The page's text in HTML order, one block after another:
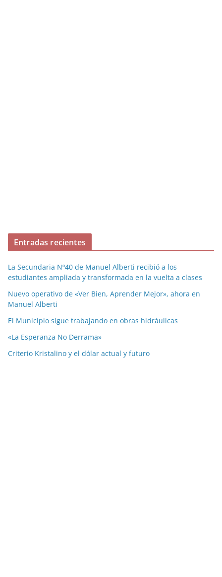
Entradas recientes
La Secundaria Nº40 de Manuel Alberti recibió a los
estudiantes ampliada y transformada en la vuelta a clases
Nuevo operativo de «Ver Bien, Aprender Mejor», ahora en
Manuel Alberti
El Municipio sigue trabajando en obras hidráulicas
«La Esperanza No Derrama»
Criterio Kristalino y el dólar actual y futuro